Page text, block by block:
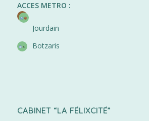
ACCES METRO :
Jourdain
Botzaris
CABINET “LA FÉLIXCITÉ”